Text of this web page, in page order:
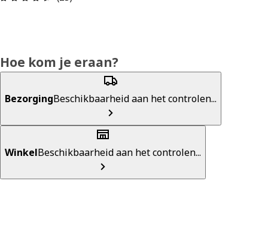
Hoe kom je eraan?
BezorgingBeschikbaarheid aan het controlen...
WinkelBeschikbaarheid aan het controlen...